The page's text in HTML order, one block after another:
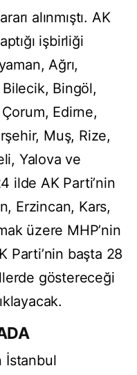
alınmıştı. AK
işbirliği
Ağrı,
Bingöl,
Edirne,
Muş, Rize,
Yalova ve
ilde AK Parti’nin
Erzincan, Kars,
üzere MHP’nin
Parti’nin başta 28
göstereceği
İstanbul